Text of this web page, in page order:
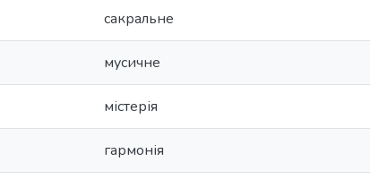
сакральне
мусичне
містерія
гармонія